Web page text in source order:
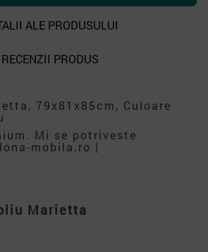
ALE PRODUSULUI
RECENZII PRODUS
79x81x85cm, Culoare
Mi se potriveste
mobila.ro |
Marietta